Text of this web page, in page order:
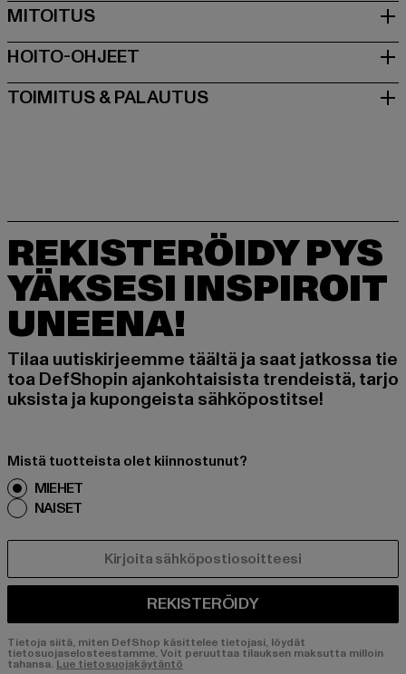
MITOITUS
HOITO-OHJEET
TOIMITUS & PALAUTUS
REKISTERÖIDY PYS
YÄKSESI INSPIROIT
UNEENA!
Tilaa uutiskirjeemme täältä ja saat jatkossa tie
toa DefShopin ajankohtaisista trendeistä, tarjo
uksista ja kupongeista sähköpostitse!
Mistä tuotteista olet kiinnostunut?
MIEHET
NAISET
REKISTERÖIDY
Tietoja siitä, miten DefShop käsittelee tietojasi, löydät
tietosuojaselosteestamme. Voit peruuttaa tilauksen maksutta milloin
tahansa. Lue tietosuojakäytäntö